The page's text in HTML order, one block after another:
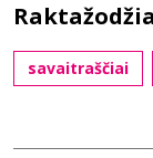
savaitraščiai